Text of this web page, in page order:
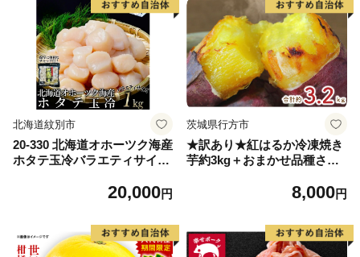
鰯 いわし イワシ 切り身 おつ
まみ おかず 惣菜 人気 珍味
グルメ 規格外 国産 新鮮 魚介
天然 乾き物 乾物 酒のあて 旬
季節 お中元 お歳暮 母の日 父
の日 武久海産 愛南町 愛媛県
北海道紋別市
20-330 北海道オホーツク海産
ホタテ玉冷バラエティサイズ
20,000円
茨城県行方市
★訳あり★紅はるか冷凍焼き
芋約3kg＋おまかせ品種さつ
まいも サツマイモ さつま芋
茨城県 行方市(EY-25)
8,000円